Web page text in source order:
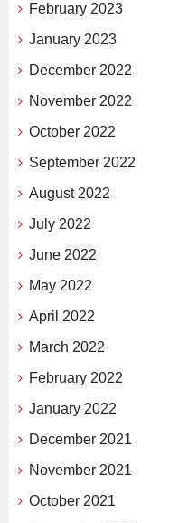
February 2023
January 2023
December 2022
November 2022
October 2022
September 2022
August 2022
July 2022
June 2022
May 2022
April 2022
March 2022
February 2022
January 2022
December 2021
November 2021
October 2021